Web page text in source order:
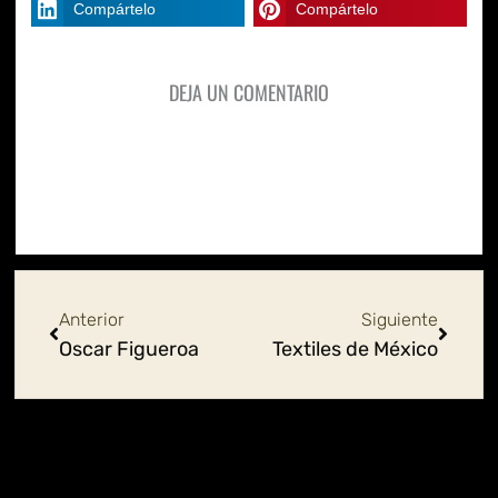
Compártelo Compártelo
DEJA UN COMENTARIO
Anterior
Oscar Figueroa
Siguiente
Textiles de México